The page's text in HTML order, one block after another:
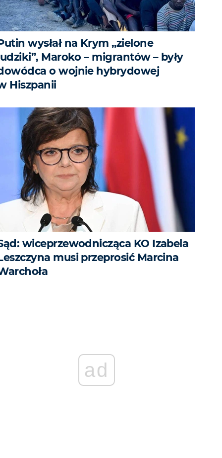
wysłał na Krym „zielone
Maroko – migrantów – były
o wojnie hybrydowej
Hiszpanii
wiceprzewodnicząca KO Izabela
musi przeprosić Marcina
ad